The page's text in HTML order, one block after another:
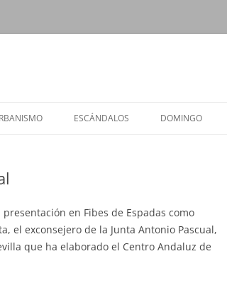
ESCÁNDALOS DOMINGO
en Fibes de Espadas como
el exconsejero de la Junta Antonio Pascual,
que ha elaborado el Centro Andaluz de